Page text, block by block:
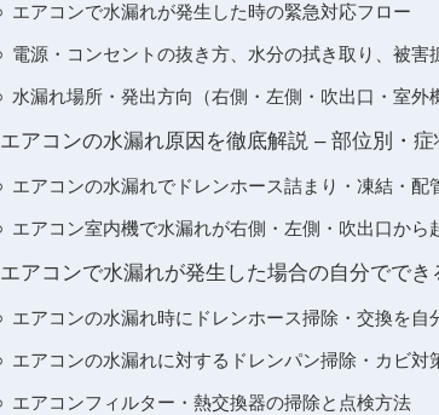
エアコンで水漏れが発生した時の緊急対応フロー
電源・コンセントの抜き方、水分の拭き取り、被害
水漏れ場所・発出方向（右側・左側・吹出口・室
エアコンの水漏れ原因を徹底解説 – 部位別・
エアコンの水漏れでドレンホース詰まり・凍結・配
エアコン室内機で水漏れが右側・左側・吹出口から
エアコンで水漏れが発生した場合の自分でで
エアコンの水漏れ時にドレンホース掃除・交換を自
エアコンの水漏れに対するドレンパン掃除・カビ対
エアコンフィルター・熱交換器の掃除と点検方法